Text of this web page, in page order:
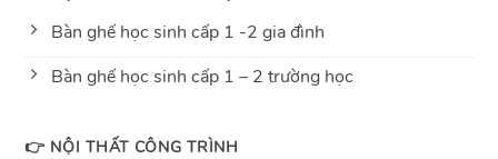
Bàn ghế học sinh cấp 1 -2 gia đình
Bàn ghế học sinh cấp 1 – 2 trường học
👉 NỘI THẤT CÔNG TRÌNH